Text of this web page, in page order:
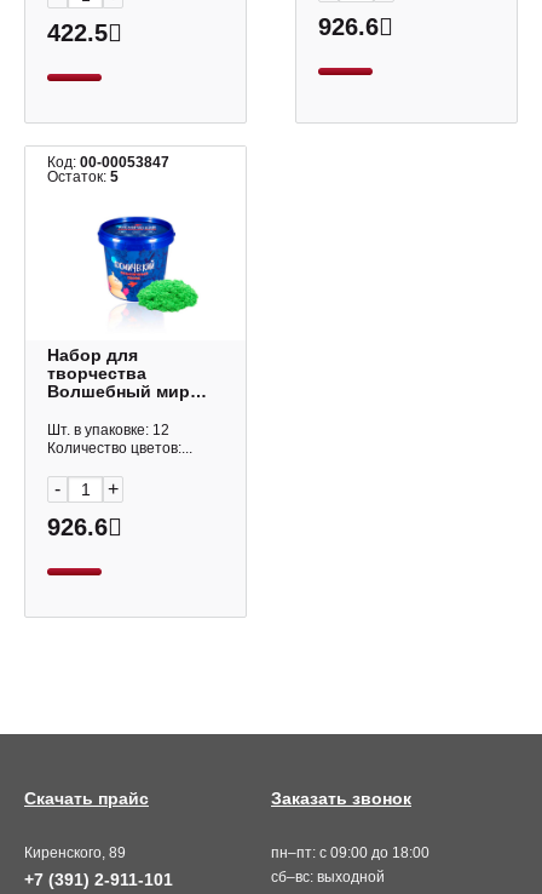
422.5 926.6
Код: 00-00053847
Остаток: 5
Набор для
творчества
Волшебный мир
песок" 1,0кг,
зеленый, пласт.уп.
Шт. в упаковке: 12
Количество цветов:...
- +
926.6
Киренского, 89
+7 (391) 2-911-101
пн–пт: с 09:00 до 18:00
сб–вс: выходной
Заказать звонок
Скачать прайс